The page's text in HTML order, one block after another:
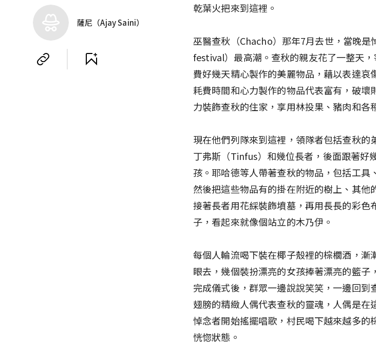
薩尼（Ajay Saini）
乾葉火把來到這裡。
巫醫查秋（Chacho）那年7月去世，當晚
festival）最高潮。查秋的親友花了一整天
費好幾天精心製作的美麗物品，藉以表達哀
耗費時間和心力製作的物品代表富有，破壞
力裝飾查秋的住家，享用林投果、豬肉和各
現在他們列隊來到這裡，領隊者包括查秋的
丁弗斯（Tinfus）和幾位長者，後面跟著好
孩。耶哈德等人帶著查秋的物品，包括工具
然後把這些物品有的掛在附近的樹上、其他
接著長者用花綵裝飾墳墓，再用長長的彩色
子，看起來就像個站立的木乃伊。
每個人輪流喝下裝在椰子殼裡的棕櫚酒，漸
眼去，幾個裝扮漂亮的女孩捧著漂亮的籃子
完成儀式後，群眾一邊說說笑笑，一邊回到
翅膀的精緻人偶代表查秋的靈魂，人偶是在
悼念者開始搖擺唱歌，村民喝下越來越多的
恍惚狀態。